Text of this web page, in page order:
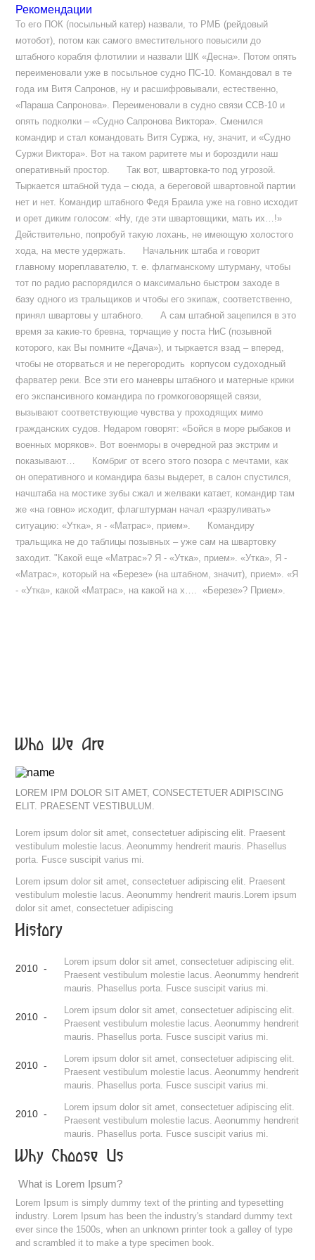
Рекомендации
То его ПОК (посыльный катер) назвали, то РМБ (рейдовый
мотобот), потом как самого вместительного повысили до
штабного корабля флотилии и назвали ШК «Десна». Потом опять
переименовали уже в посыльное судно ПС-10. Командовал в те
года им Витя Сапронов, ну и расшифровывали, естественно,
«Параша Сапронова». Переименовали в судно связи ССВ-10 и
опять подколки – «Судно Сапронова Виктора». Сменился
командир и стал командовать Витя Суржа, ну, значит, и «Судно
Суржи Виктора». Вот на таком раритете мы и бороздили наш
оперативный простор. Так вот, швартовка-то под угрозой.
Тыркается штабной туда – сюда, а береговой швартовной партии
нет и нет. Командир штабного Федя Браила уже на говно исходит
и орет диким голосом: «Ну, где эти швартовщики, мать их…!»
Действительно, попробуй такую лохань, не имеющую холостого
хода, на месте удержать. Начальник штаба и говорит
главному мореплавателю, т. е. флагманскому штурману, чтобы
тот по радио распорядился о максимально быстром заходе в
базу одного из тральщиков и чтобы его экипаж, соответственно,
принял швартовы у штабного. А сам штабной зацепился в это
время за какие-то бревна, торчащие у поста НиС (позывной
которого, как Вы помните «Дача»), и тыркается взад – вперед,
чтобы не оторваться и не перегородить корпусом судоходный
фарватер реки. Все эти его маневры штабного и матерные крики
его экспансивного командира по громкоговорящей связи,
вызывают соответствующие чувства у проходящих мимо
гражданских судов. Недаром говорят: «Бойся в море рыбаков и
военных моряков». Вот военморы в очередной раз экстрим и
показывают… Комбриг от всего этого позора с мечтами, как
он оперативного и командира базы выдерет, в салон спустился,
начштаба на мостике зубы сжал и желваки катает, командир там
же «на говно» исходит, флагштурман начал «разруливать»
ситуацию: «Утка», я - «Матрас», прием». Командиру
тральщика не до таблицы позывных – уже сам на швартовку
заходит. "Какой еще «Матрас»? Я - «Утка», прием». «Утка», Я -
«Матрас», который на «Березе» (на штабном, значит), прием». «Я
- «Утка», какой «Матрас», на какой на х…. «Березе»? Прием».
Who We Are
LOREM IPM DOLOR SIT AMET, CONSECTETUER ADIPISCING
ELIT. PRAESENT VESTIBULUM.
Lorem ipsum dolor sit amet, consectetuer adipiscing elit. Praesent
vestibulum molestie lacus. Aeonummy hendrerit mauris. Phasellus
porta. Fusce suscipit varius mi.
Lorem ipsum dolor sit amet, consectetuer adipiscing elit. Praesent
vestibulum molestie lacus. Aeonummy hendrerit mauris.Lorem ipsum
dolor sit amet, consectetuer adipiscing
History
2010 -
Lorem ipsum dolor sit amet, consectetuer adipiscing elit.
Praesent vestibulum molestie lacus. Aeonummy hendrerit
mauris. Phasellus porta. Fusce suscipit varius mi.
2010 -
Lorem ipsum dolor sit amet, consectetuer adipiscing elit.
Praesent vestibulum molestie lacus. Aeonummy hendrerit
mauris. Phasellus porta. Fusce suscipit varius mi.
2010 -
Lorem ipsum dolor sit amet, consectetuer adipiscing elit.
Praesent vestibulum molestie lacus. Aeonummy hendrerit
mauris. Phasellus porta. Fusce suscipit varius mi.
2010 -
Lorem ipsum dolor sit amet, consectetuer adipiscing elit.
Praesent vestibulum molestie lacus. Aeonummy hendrerit
mauris. Phasellus porta. Fusce suscipit varius mi.
Why Choose Us
What is Lorem Ipsum?
Lorem Ipsum is simply dummy text of the printing and typesetting
industry. Lorem Ipsum has been the industry's standard dummy text
ever since the 1500s, when an unknown printer took a galley of type
and scrambled it to make a type specimen book.